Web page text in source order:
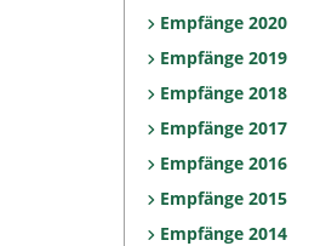
Empfänge 2020
Empfänge 2019
Empfänge 2018
Empfänge 2017
Empfänge 2016
Empfänge 2015
Empfänge 2014